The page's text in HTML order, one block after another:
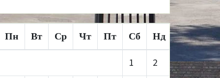
Пн Вт Ср Чт Пт Сб Нд
1 2